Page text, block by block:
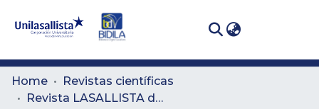
Communities
& Collections
Home
Revistas científicas
Revista LASALLISTA de Investigación